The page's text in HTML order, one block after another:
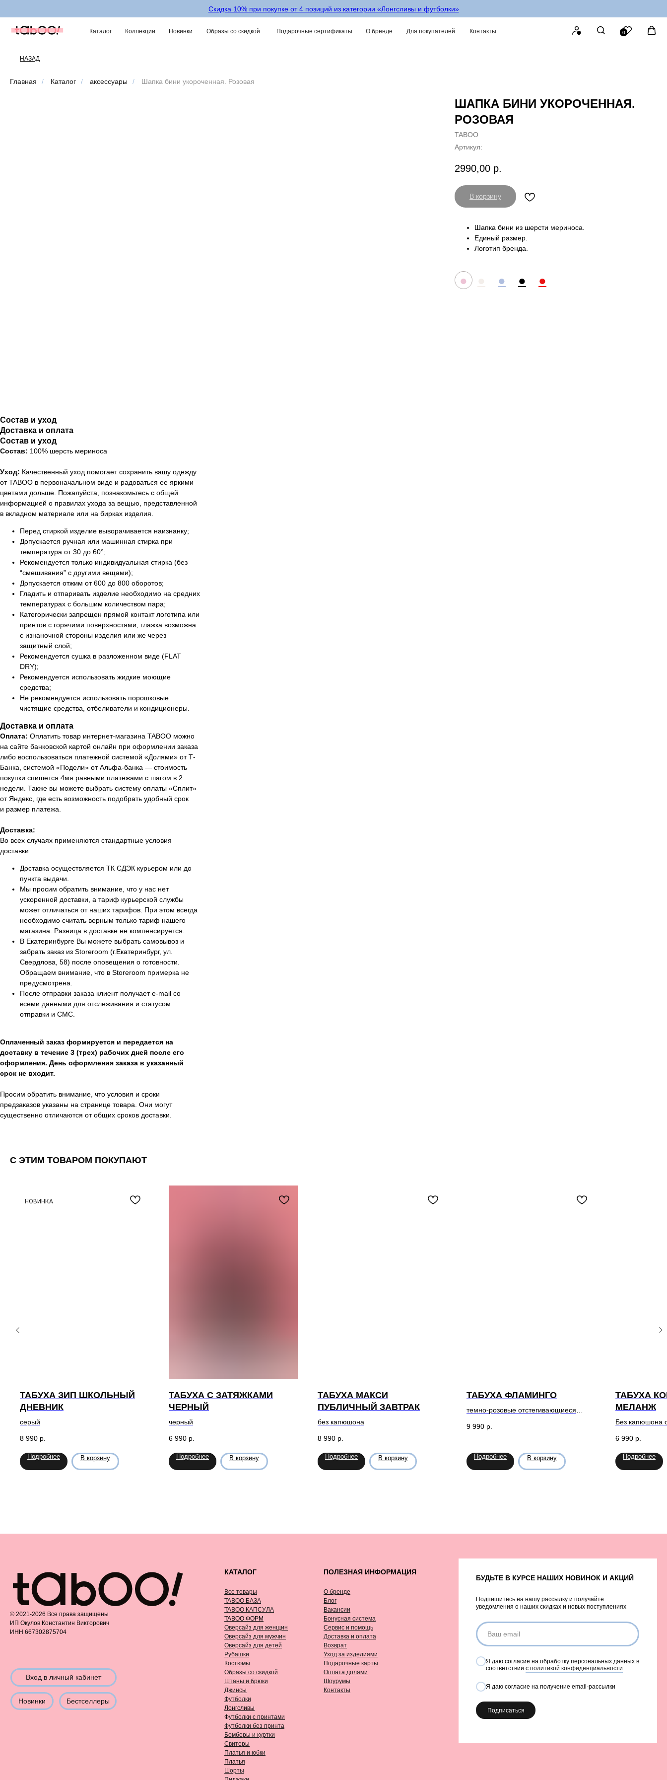
Скидка 10% при покупке от 4 позиций из категории «‎Лонгсливы и футболки»
0
Каталог Новинки Образы со скидкой О бренде Для покупателей Контакты
Подарочные сертификаты
Коллекции
НАЗАД
Главная / Каталог / аксессуары / Шапка бини укороченная. Розовая
ШАПКА БИНИ УКОРОЧЕННАЯ.
РОЗОВАЯ
TABOO
Артикул:
2990,00 р.
В корзину
Шапка бини из шерсти мериноса.
Единый размер.
Логотип бренда.
● ● ● ●
Состав и уход
Доставка и оплата
Состав и уход
Состав: 100% шерсть мериноса
Уход: Качественный уход помогает сохранить вашу одежду
от TABOO в первоначальном виде и радоваться ее яркими
цветами дольше. Пожалуйста, познакомьтесь с общей
информацией о правилах ухода за вещью, представленной
в вкладном материале или на бирках изделия.
Перед стиркой изделие выворачивается наизнанку;
Допускается ручная или машинная стирка при
температура от 30 до 60°;
Рекомендуется только индивидуальная стирка (без
“смешивания” с другими вещами);
Допускается отжим от 600 до 800 оборотов;
Гладить и отпаривать изделие необходимо на средних
температурах с большим количеством пара;
Категорически запрещен прямой контакт логотипа или
принтов с горячими поверхностями, глажка возможна
с изнаночной стороны изделия или же через
защитный слой;
Рекомендуется сушка в разложенном виде (FLAT
DRY);
Рекомендуется использовать жидкие моющие
средства;
Не рекомендуется использовать порошковые
чистящие средства, отбеливатели и кондиционеры.
Доставка и оплата
Оплата: Оплатить товар интернет-магазина TABOO можно
на сайте банковской картой онлайн при оформлении заказа
либо воспользоваться платежной системой «Долями» от Т-
Банка, системой «Подели» от Альфа-банка — стоимость
покупки спишется 4мя равными платежами с шагом в 2
недели. Также вы можете выбрать систему оплаты «Сплит»
от Яндекс, где есть возможность подобрать удобный срок
и размер платежа.
Доставка:
Во всех случаях применяются стандартные условия
доставки:
Доставка осуществляется ТК СДЭК курьером или до
пункта выдачи.
Мы просим обратить внимание, что у нас нет
ускоренной доставки, а тариф курьерской службы
может отличаться от наших тарифов. При этом всегда
необходимо считать верным только тариф нашего
магазина. Разница в доставке не компенсируется.
В Екатеринбурге Вы можете выбрать самовывоз и
забрать заказ из Storeroom (г.Екатеринбург, ул.
Свердлова, 58) после оповещения о готовности.
Обращаем внимание, что в Storeroom примерка не
предусмотрена.
После отправки заказа клиент получает e-mail со
всеми данными для отслеживания и статусом
отправки и СМС.
Оплаченный заказ формируется и передается на
доставку в течение 3 (трех) рабочих дней после его
оформления. День оформления заказа в указанный
срок не входит.
Просим обратить внимание, что условия и сроки
предзаказов указаны на странице товара. Они могут
существенно отличаются от общих сроков доставки.
С ЭТИМ ТОВАРОМ ПОКУПАЮТ
НОВИНКА
ТАБУХА ЗИП ШКОЛЬНЫЙ
ДНЕВНИК
серый
8 990 р.
Подробнее В корзину
ТАБУХА С ЗАТЯЖКАМИ
ЧЕРНЫЙ
черный
6 990 р.
Подробнее В корзину
ТАБУХА МАКСИ
ПУБЛИЧНЫЙ ЗАВТРАК
без капюшона
8 990 р.
Подробнее В корзину
ТАБУХА ФЛАМИНГО
темно-розовые отстегивающиеся
9 990 р.
Подробнее В корзину
ТАБУХА
МЕЛАНЖ
Без капюшона
6 990 р.
Подробнее
©️ 2021-2026 Все права защищены
ИП Окулов Константин Викторович
ИНН 667302875704
КАТАЛОГ
Все товары
TABOO БАЗА
TABOO КАПСУЛА
TABOO ФОРМ
Оверсайз для женщин
Оверсайз для мужчин
Оверсайз для детей
Рубашки
Костюмы
Образы со скидкой
Штаны и брюки
Джинсы
Футболки
Лонгсливы
Футболки с принтами
Футболки без принта
Бомберы и куртки
Свитеры
Платья и юбки
Платья
Шорты
ПОЛЕЗНАЯ ИНФОРМАЦИЯ
О бренде
Блог
Вакансии
Бонусная система
Сервис и помощь
Доставка и оплата
Возврат
Уход за изделиями
Подарочные карты
Оплата долями
Шоурумы
Контакты
Вход в личный кабинет
Новинки Бестселлеры
БУДЬТЕ В КУРСЕ НАШИХ НОВИНОК И АКЦИЙ
Подпишитесь на нашу рассылку и получайте
уведомления о наших скидках и новых поступлениях
Я даю согласие на обработку персональных данных в
соответствии с политикой конфиденциальности
Я даю согласие на получение email-рассылки
Подписаться